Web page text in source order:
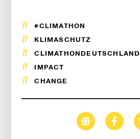
#CLIMATHON
KLIMASCHUTZ
CLIMATHONDEUTSCHLAND
IMPACT
CHANGE